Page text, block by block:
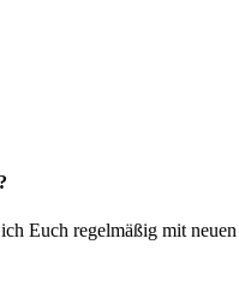
Euch regelmäßig mit